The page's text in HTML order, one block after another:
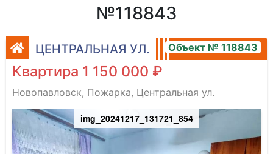
№118843
ЦЕНТРАЛЬНАЯ УЛ. Объект № 118843
Квартира 1 150 000 ₽
Новопавловск, Пожарка, Центральная ул.
img_20241217_131721_854